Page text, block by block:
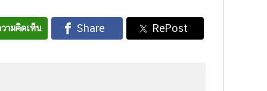
ามคิดเห็น